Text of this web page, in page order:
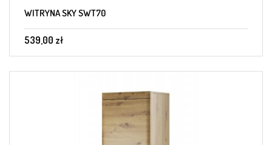
WITRYNA SKY SWT70
539,00 zł